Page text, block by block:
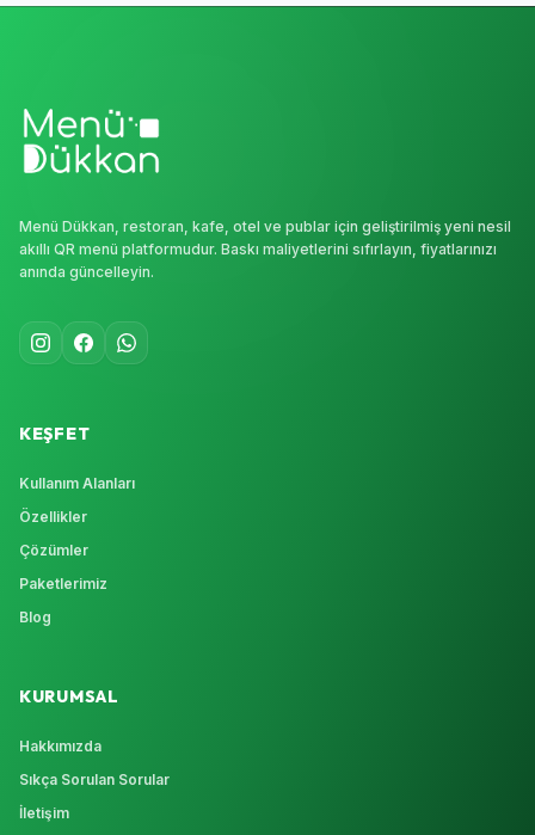
Menü Dükkan, restoran, kafe, otel ve publar için geliştirilmiş yeni nesil
akıllı QR menü platformudur. Baskı maliyetlerini sıfırlayın, fiyatlarınızı
anında güncelleyin.
KEŞFET
Kullanım Alanları
Özellikler
Çözümler
Paketlerimiz
Blog
KURUMSAL
Hakkımızda
Sıkça Sorulan Sorular
İletişim